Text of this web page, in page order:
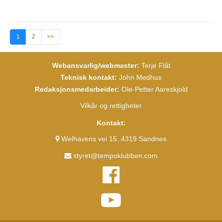
1 2 >>
Webansvarlig/webmaster: Terje Flåt
Teknisk kontakt: John Medhus
Redaksjonsmedarbeider: Ole-Petter Aareskjold
Vilkår og rettigheter
Kontakt:
Welhavens vei 15, 4319 Sandnes
styret@tempoklubben.com